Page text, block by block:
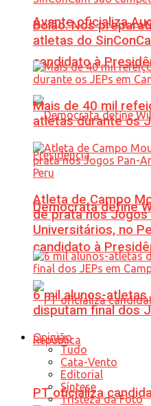
Avante oficializa
candidato à
Democrata define
candidato à
PT oficializa
Bolão: Nos
atletas do
Mais de 40 mil
atletas durante os
Atleta de Campo
de prata nos Jogos
Universitários, no
6 mil alunos-
disputam final dos
Opinião
Tudo
Cata-Vento
Editorial
Síntese
Tristeza da Foto